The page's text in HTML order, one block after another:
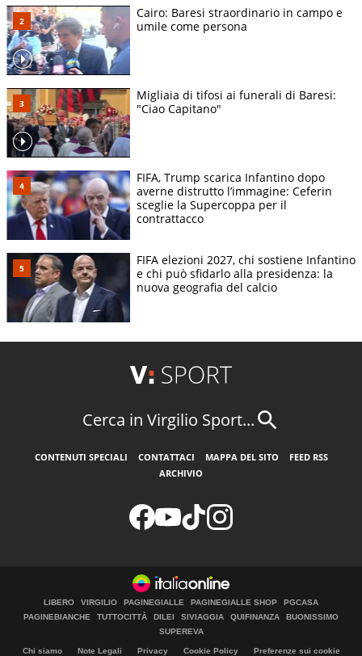
Cairo: Baresi straordinario in campo e
umile come persona
Migliaia di tifosi ai funerali di Baresi:
"Ciao Capitano"
FIFA, Trump scarica Infantino dopo
averne distrutto l’immagine: Ceferin
sceglie la Supercoppa per il
contrattacco
FIFA elezioni 2027, chi sostiene Infantino
e chi può sfidarlo alla presidenza: la
nuova geografia del calcio
Cerca in Virgilio Sport...
CONTENUTI SPECIALI CONTATTACI MAPPA DEL SITO
FEED RSS
ARCHIVIO
LIBERO VIRGILIO PAGINEGIALLE PAGINEGIALLE SHOP
PGCASA
PAGINEBIANCHE
TUTTOCITTÀ DILEI SIVIAGGIA QUIFINANZA
BUONISSIMO
SUPEREVA
Chi siamo Note Legali Privacy Cookie Policy Preferenze sui cookie